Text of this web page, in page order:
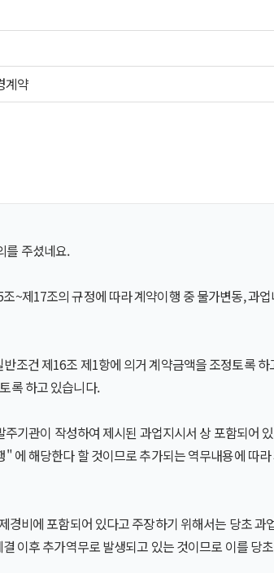
계약
를 주셨네요.
~제17조의 규정에 따라 계약이행 중 물가변동, 과
조건 제16조 제1항에 의거 계약금액을 조정토록 하
록 하고 있습니다.
기관이 작성하여 제시된 과업지시서 상 포함되어
에 해당한다 할 것이므로 추가되는 역무내용에 따
비에 포함되어 있다고 주장하기 위해서는 당초 과
이후 추가역무로 발생되고 있는 것이므로 이를 당